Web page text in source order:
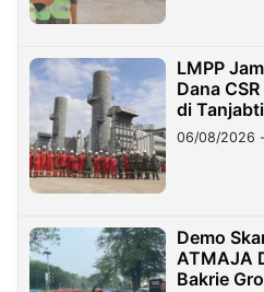
LMPP
Dana
di
06/08/2026
Demo
ATMAJA
Bakrie